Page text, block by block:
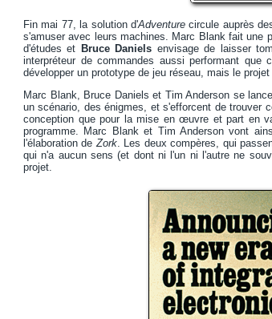
Fin mai 77, la solution d'Adventurecircule auprès
s'amuser avec leurs machines. Marc Blank fait une
d'études et Bruce Daniels envisage de laisser
interpréteur de commandes aussi performant que
développer un prototype de jeu réseau, mais le
Marc Blank, Bruce Daniels et Tim Anderson se
un scénario, des énigmes, et s'efforcent de trouver
conception que pour la mise en œuvre et part en
programme. Marc Blank et Tim Anderson vont
l'élaboration deZork. Les deux compères, qui
qui n'a aucun sens (et dont ni l'un ni l'autre ne
projet.